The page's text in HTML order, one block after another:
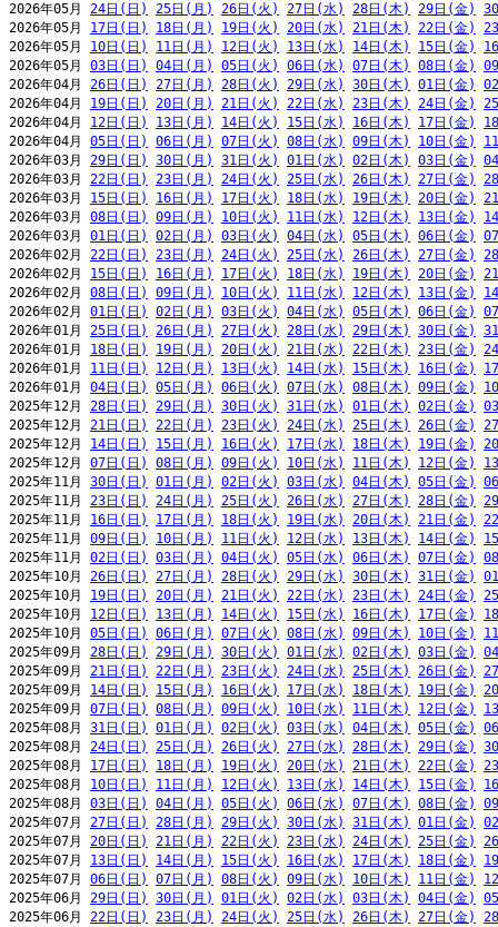
2026年05月 24日(日) 25日(月) 26日(火) 27日(水) 28日(木) 29日(金)
2026年05月 17日(日) 18日(月) 19日(火) 20日(水) 21日(木) 22日(金)
2026年05月 10日(日) 11日(月) 12日(火) 13日(水) 14日(木) 15日(金)
2026年05月 03日(日) 04日(月) 05日(火) 06日(水) 07日(木) 08日(金)
2026年04月 26日(日) 27日(月) 28日(火) 29日(水) 30日(木) 01日(金)
2026年04月 19日(日) 20日(月) 21日(火) 22日(水) 23日(木) 24日(金)
2026年04月 12日(日) 13日(月) 14日(火) 15日(水) 16日(木) 17日(金)
2026年04月 05日(日) 06日(月) 07日(火) 08日(水) 09日(木) 10日(金)
2026年03月 29日(日) 30日(月) 31日(火) 01日(水) 02日(木) 03日(金)
2026年03月 22日(日) 23日(月) 24日(火) 25日(水) 26日(木) 27日(金)
2026年03月 15日(日) 16日(月) 17日(火) 18日(水) 19日(木) 20日(金)
2026年03月 08日(日) 09日(月) 10日(火) 11日(水) 12日(木) 13日(金)
2026年03月 01日(日) 02日(月) 03日(火) 04日(水) 05日(木) 06日(金)
2026年02月 22日(日) 23日(月) 24日(火) 25日(水) 26日(木) 27日(金)
2026年02月 15日(日) 16日(月) 17日(火) 18日(水) 19日(木) 20日(金)
2026年02月 08日(日) 09日(月) 10日(火) 11日(水) 12日(木) 13日(金)
2026年02月 01日(日) 02日(月) 03日(火) 04日(水) 05日(木) 06日(金)
2026年01月 25日(日) 26日(月) 27日(火) 28日(水) 29日(木) 30日(金)
2026年01月 18日(日) 19日(月) 20日(火) 21日(水) 22日(木) 23日(金)
2026年01月 11日(日) 12日(月) 13日(火) 14日(水) 15日(木) 16日(金)
2026年01月 04日(日) 05日(月) 06日(火) 07日(水) 08日(木) 09日(金)
2025年12月 28日(日) 29日(月) 30日(火) 31日(水) 01日(木) 02日(金)
2025年12月 21日(日) 22日(月) 23日(火) 24日(水) 25日(木) 26日(金)
2025年12月 14日(日) 15日(月) 16日(火) 17日(水) 18日(木) 19日(金)
2025年12月 07日(日) 08日(月) 09日(火) 10日(水) 11日(木) 12日(金)
2025年11月 30日(日) 01日(月) 02日(火) 03日(水) 04日(木) 05日(金)
2025年11月 23日(日) 24日(月) 25日(火) 26日(水) 27日(木) 28日(金)
2025年11月 16日(日) 17日(月) 18日(火) 19日(水) 20日(木) 21日(金)
2025年11月 09日(日) 10日(月) 11日(火) 12日(水) 13日(木) 14日(金)
2025年11月 02日(日) 03日(月) 04日(火) 05日(水) 06日(木) 07日(金)
2025年10月 26日(日) 27日(月) 28日(火) 29日(水) 30日(木) 31日(金)
2025年10月 19日(日) 20日(月) 21日(火) 22日(水) 23日(木) 24日(金)
2025年10月 12日(日) 13日(月) 14日(火) 15日(水) 16日(木) 17日(金)
2025年10月 05日(日) 06日(月) 07日(火) 08日(水) 09日(木) 10日(金)
2025年09月 28日(日) 29日(月) 30日(火) 01日(水) 02日(木) 03日(金)
2025年09月 21日(日) 22日(月) 23日(火) 24日(水) 25日(木) 26日(金)
2025年09月 14日(日) 15日(月) 16日(火) 17日(水) 18日(木) 19日(金)
2025年09月 07日(日) 08日(月) 09日(火) 10日(水) 11日(木) 12日(金)
2025年08月 31日(日) 01日(月) 02日(火) 03日(水) 04日(木) 05日(金)
2025年08月 24日(日) 25日(月) 26日(火) 27日(水) 28日(木) 29日(金)
2025年08月 17日(日) 18日(月) 19日(火) 20日(水) 21日(木) 22日(金)
2025年08月 10日(日) 11日(月) 12日(火) 13日(水) 14日(木) 15日(金)
2025年08月 03日(日) 04日(月) 05日(火) 06日(水) 07日(木) 08日(金)
2025年07月 27日(日) 28日(月) 29日(火) 30日(水) 31日(木) 01日(金)
2025年07月 20日(日) 21日(月) 22日(火) 23日(水) 24日(木) 25日(金)
2025年07月 13日(日) 14日(月) 15日(火) 16日(水) 17日(木) 18日(金)
2025年07月 06日(日) 07日(月) 08日(火) 09日(水) 10日(木) 11日(金)
2025年06月 29日(日) 30日(月) 01日(火) 02日(水) 03日(木) 04日(金)
2025年06月 22日(日) 23日(月) 24日(火) 25日(水) 26日(木) 27日(金)